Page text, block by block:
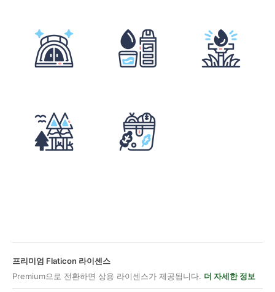
프리미엄 Flaticon 라이센스
Premium으로 전환하면 상용 라이센스가 제공됩니다. 더 자세한 정보